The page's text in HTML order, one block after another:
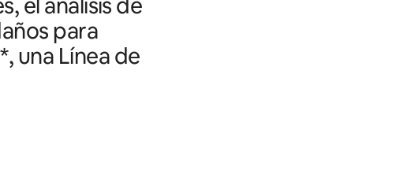
el análisis de
para
una Línea de